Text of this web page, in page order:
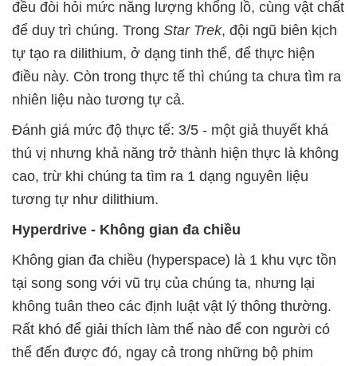
đều đòi hỏi mức năng lượng khổng lồ, cùng vật chất
để duy trì chúng. Trong Star Trek, đội ngũ biên kịch
tự tạo ra dilithium, ở dạng tinh thể, để thực hiện
điều này. Còn trong thực tế thì chúng ta chưa tìm ra
nhiên liệu nào tương tự cả.
Đánh giá mức độ thực tế: 3/5 - một giả thuyết khá
thú vị nhưng khả năng trở thành hiện thực là không
cao, trừ khi chúng ta tìm ra 1 dạng nguyên liệu
tương tự như dilithium.
Hyperdrive - Không gian đa chiều
Không gian đa chiều (hyperspace) là 1 khu vực tồn
tại song song với vũ trụ của chúng ta, nhưng lại
không tuân theo các định luật vật lý thông thường.
Rất khó để giải thích làm thế nào để con người có
thể đến được đó, ngay cả trong những bộ phim